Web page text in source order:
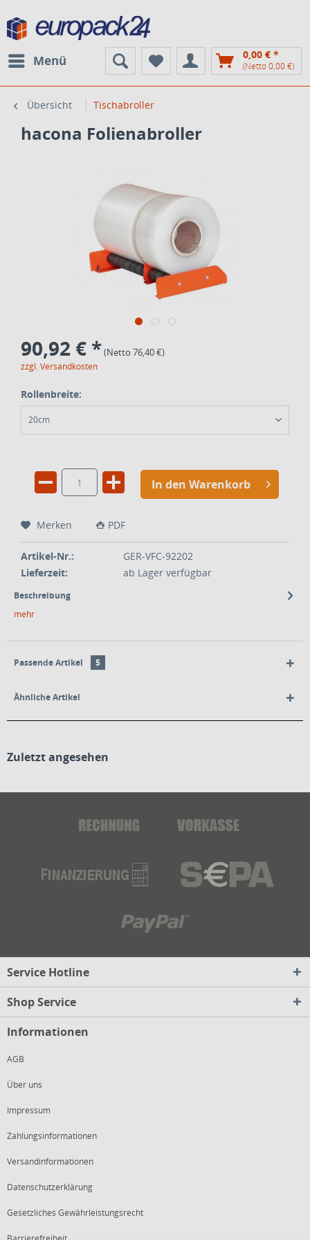
Menü 0,00 € *
(Netto 0,00 €)
Übersicht Tischabroller
hacona Folienabroller
90,92 € *(Netto 76,40 €)
zzgl. Versandkosten
Rollenbreite:
20cm
In den Warenkorb
Merken PDF
Artikel-Nr.:
GER-VFC-92202
Lieferzeit:
ab Lager verfügbar
Beschreibung
mehr
Passende Artikel 5
Ähnliche Artikel
Zuletzt angesehen
Service Hotline
Shop Service
Informationen
AGB
Über uns
Impressum
Zahlungsinformationen
Versandinformationen
Datenschutzerklärung
Gesetzliches Gewährleistungsrecht